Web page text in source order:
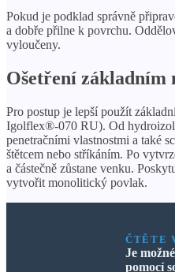
Pokud je podklad správně
a dobře přilne k povrchu.
vyloučeny.
Ošetření základním
Pro postup je lepší použít
Igolflex®-070 RU). Od
penetračními vlastnostmi a také
štětcem nebo stříkáním. Po
a částečně zůstane venku.
vytvořit monolitický povlak.
ČTĚTE
Je
pomocí